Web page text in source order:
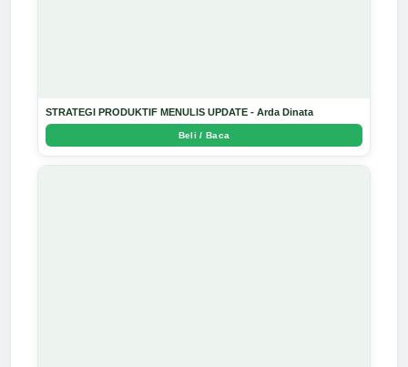
STRATEGI PRODUKTIF MENULIS UPDATE - Arda Dinata
Beli / Baca